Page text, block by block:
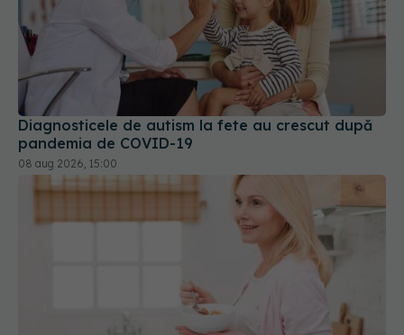
Diagnosticele de autism la fete au crescut după
pandemia de COVID-19
08 aug 2026, 15:00